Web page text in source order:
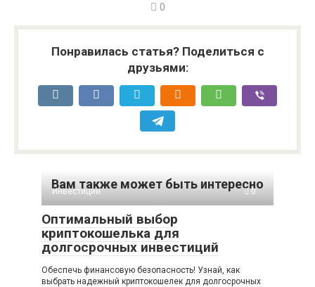
0
Понравилась статья? Поделиться с
друзьями:
Вам также может быть интересно
Инвестиции 0
Оптимальный выбор
криптокошелька для
долгосрочных инвестиций
Обеспечь финансовую безопасность! Узнай, как
выбрать надежный криптокошелек для долгосрочных